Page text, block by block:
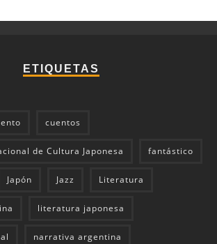
ETIQUETAS
cuentos
de Cultura Japonesa fantástico
Japón Jazz Literatura
literatura japonesa
narrativa argentina